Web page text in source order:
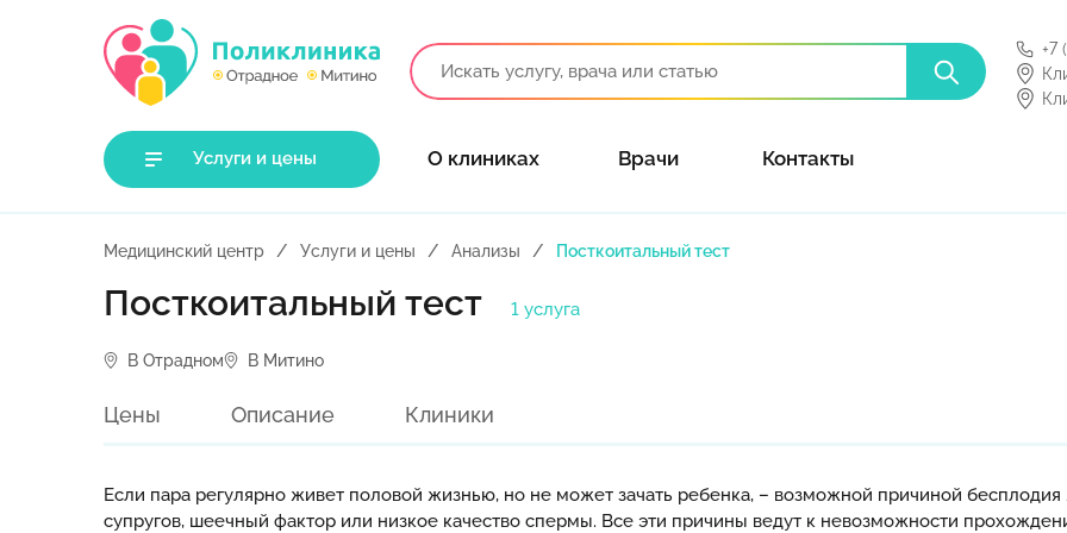
+7
Услуги и цены О клиниках Врачи Контакты
Медицинский центр Услуги и цены Анализы Посткоитальный тест
Посткоитальный тест 1 услуга
В Отрадном В Митино
Цены Описание Клиники
Если пара регулярно живет половой жизнью, но не может зачать ребенка, – возможной причиной
супругов, шеечный фактор или низкое качество спермы. Все эти причины ведут к невозможности